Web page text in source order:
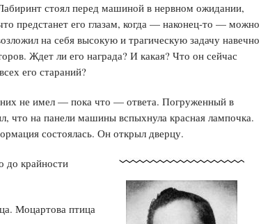
стоял перед машиной в нервном ожидании,
предстанет его глазам, когда — наконец-то — можно
на себя высокую и трагическую задачу навечно
Ждет ли его награда? И какая? Что он сейчас
его стараний?
не имел — пока что — ответа. Погруженный в
что на панели машины вспыхнула красная лампочка.
состоялась. Он открыл дверцу.
крайности
Моцартова птица